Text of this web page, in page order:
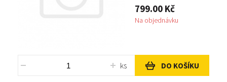
& pinned
799.00 Kč
Na objednávku
ks DO KOŠÍKU